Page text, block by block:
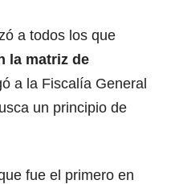
a todos los que
la matriz de
a la Fiscalía General
un principio de
fue el primero en